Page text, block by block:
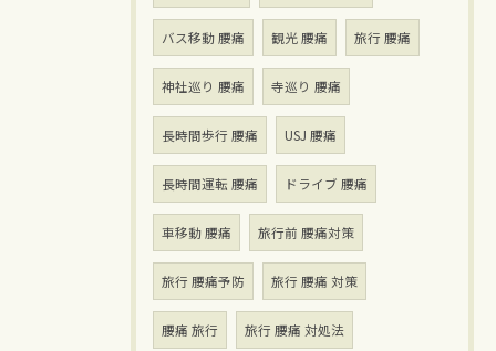
バス移動 腰痛 観光 腰痛 旅行 腰痛
神社巡り 腰痛 寺巡り 腰痛
長時間歩行 腰痛 USJ 腰痛
長時間運転 腰痛 ドライブ 腰痛
車移動 腰痛 旅行前 腰痛対策
旅行 腰痛予防 旅行 腰痛 対策
腰痛 旅行 旅行 腰痛 対処法